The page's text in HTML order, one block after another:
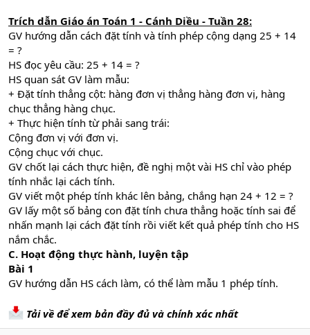
Trích dẫn Giáo án Toán 1 - Cánh Diều - Tuần 28:
GV hướng dẫn cách đặt tính và tính phép cộng dạng 25 + 14
= ?
HS đọc yêu cầu: 25 + 14 = ?
HS quan sát GV làm mẫu:
+ Đặt tính thẳng cột: hàng đơn vị thẳng hàng đơn vị, hàng
chục thẳng hàng chục.
+ Thực hiện tính từ phải sang trái:
Cộng đơn vị với đơn vị.
Cộng chục với chục.
GV chốt lại cách thực hiện, đề nghị một vài HS chỉ vào phép
tính nhắc lại cách tính.
GV viết một phép tính khác lên bảng, chắng hạn 24 + 12 = ?
GV lấy một số bảng con đặt tính chưa thẳng hoặc tính sai để
nhấn mạnh lại cách đặt tính rồi viết kết quả phép tính cho HS
nắm chắc.
C. Hoạt động thực hành, luyện tập
Bài 1
GV hướng dẫn HS cách làm, có thể làm mẫu 1 phép tính.
Tải về để xem bản đầy đủ và chính xác nhất